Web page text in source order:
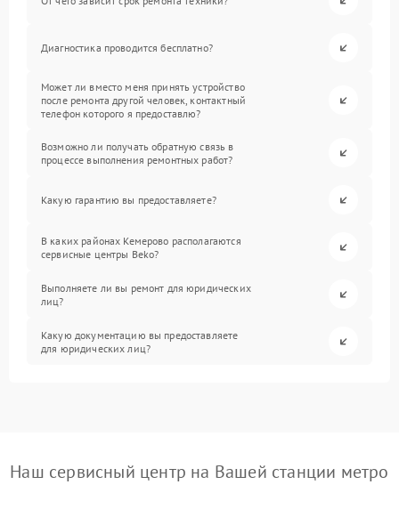
Диагностика проводится бесплатно?
Может ли вместо меня принять устройство
после ремонта другой человек, контактный
телефон которого я предоставлю?
Возможно ли получать обратную связь в
процессе выполнения ремонтных работ?
Какую гарантию вы предоставляете?
В каких районах Кемерово располагаются
сервисные центры Beko?
Выполняете ли вы ремонт для юридических
лиц?
Какую документацию вы предоставляете
для юридических лиц?
Наш сервисный центр на Вашей станции метро